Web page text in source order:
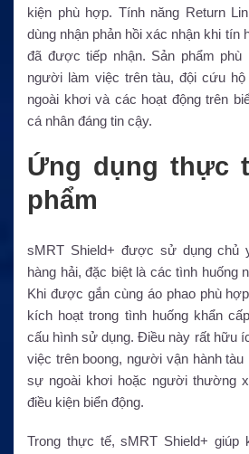
kiện phù hợp. Tính năng Return
dùng nhận phản hồi xác nhận khi tín
đã được tiếp nhận. Sản phẩm phù
người làm việc trên tàu, đội cứu
ngoài khơi và các hoạt động trên
cá nhân đáng tin cậy.
Ứng dụng thực
phẩm
sMRT Shield+ được sử dụng chủ
hàng hải, đặc biệt là các tình huống
Khi được gắn cùng áo phao phù
kích hoạt trong tình huống khẩn
cấu hình sử dụng. Điều này rất hữu
việc trên boong, người vận hành
sự ngoài khơi hoặc người thường
điều kiện biển động.
Trong thực tế, sMRT Shield+ giúp